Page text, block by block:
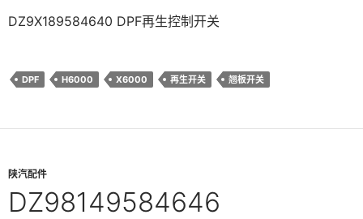
DZ9X189584640 DPF再生控制开关
DPF H6000 X6000 再生开关 翘板开关
陕汽配件
DZ98149584646